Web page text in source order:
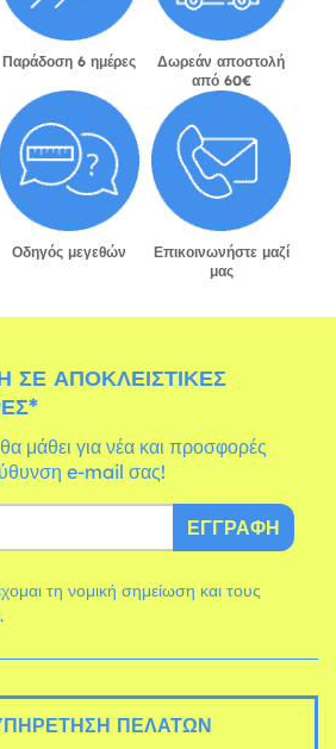
Παράδοση 6 ημέρες
Δωρεάν αποστολή
από 60€
Οδηγός μεγεθών
Επικοινωνήστε μαζί
μας
ΣΕ ΑΠΟΚΛΕΙΣΤΙΚΈΣ
μάθει για νέα και προσφορές
e-mail σας!
ΕΓΓΡΑΦΉ
τη νομική σημείωση και τους
ΠΕΛΑΤΏΝ